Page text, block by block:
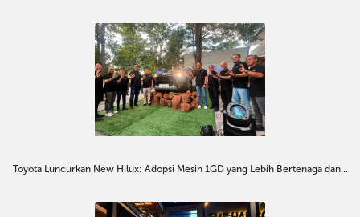
Toyota Luncurkan New Hilux: Adopsi Mesin 1GD yang Lebih Bertenaga dan...